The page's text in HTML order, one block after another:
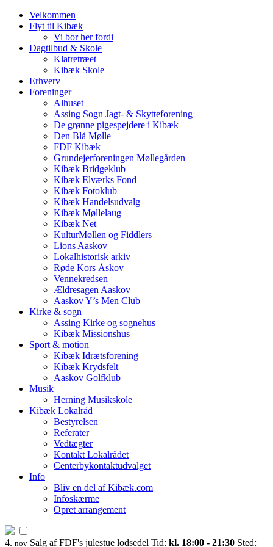
Velkommen
Flyt til Kibæk
Vi bor her fordi
Dagtilbud & Skole
Klatretræet
Kibæk Skole
Erhverv
Foreninger
Alhuset
Assing Sogn Jagt- & Skytteforening
De grønne pigespejdere i Kibæk
Den Blå Mølle
FDF Kibæk
Grundejerforeningen Møllegården
Kibæk Bridgeklub
Kibæk Elværks Fond
Kibæk Fotoklub
Kibæk Handelsudvalg
Kibæk Møllelaug
Kibæk Net
KulturMøllen og Fiddlers
Lions Aaskov
Lokalhistorisk arkiv
Røde Kors Åskov
Vennekredsen
Ældresagen Aaskov
Aaskov Y’s Men Club
Kirke & sogn
Assing Kirke og sognehus
Kibæk Missionshus
Sport & motion
Kibæk Idrætsforening
Kibæk Krydsfelt
Aaskov Golfklub
Musik
Herning Musikskole
Kibæk Lokalråd
Bestyrelsen
Referater
Vedtægter
Kontakt Lokalrådet
Centerbykontaktudvalget
Info
Bliv en del af Kibæk.com
Infoskærme
Opret arrangement
4. nov Salg af FDF's julestue lodsedel Tid: kl. 18:00 - 21:30 Sted: